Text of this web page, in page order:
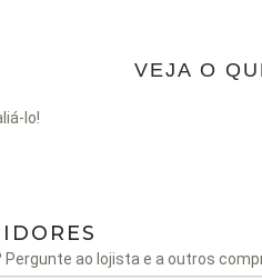
VEJA O
lo!
ao lojista e a outros